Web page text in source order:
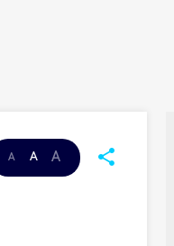
A A A share